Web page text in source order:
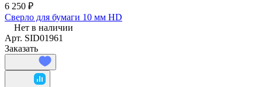
6 250 ₽
Сверло для бумаги 10 мм HD
Нет в наличии
Арт. SID01961
Заказать